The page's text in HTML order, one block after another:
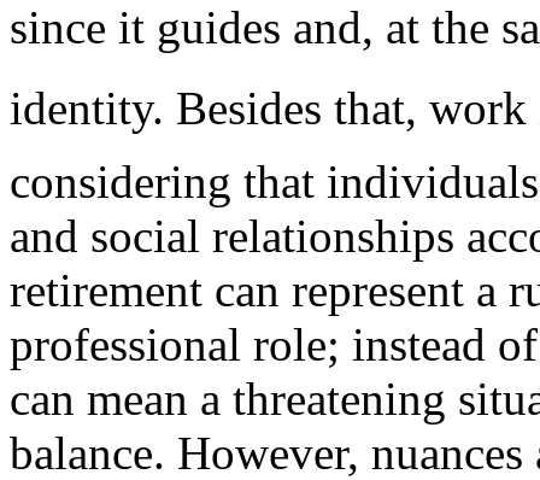
since it guides and, at the
identity. Besides that, work
considering that
and social relationships
retirement can represent a
professional role; instead
can mean a threatening
balance. However,